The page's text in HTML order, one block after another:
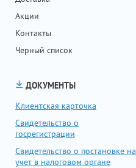
Акции
Контакты
Черный список
ДОКУМЕНТЫ
Клиентская карточка
Свидетельство о
госрегистрации
Свидетельство о постановке на
учет в налоговом органе